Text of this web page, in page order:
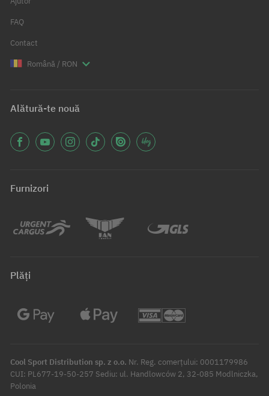
FAQ
Contact
Română / RON
Alătură-te nouă
Furnizori
Plăți
Cool Sport Distribution sp. z o.o. Nr. Reg. comerțului: 0001179986
CUI: PL677-19-50-257 Sediu: ul. Handlowców 2, 32-085 Modlniczka,
Polonia